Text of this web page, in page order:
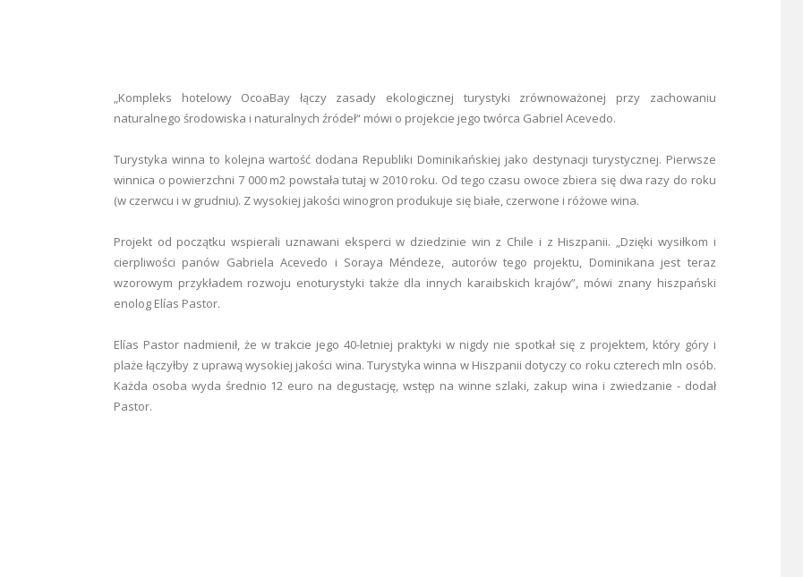
„Kompleks hotelowy OcoaBay łączy zasady ekologicznej turystyki zrównoważonej przy zachowaniu
naturalnego środowiska i naturalnych źródeł“ mówi o projekcie jego twórca Gabriel Acevedo.
Turystyka winna to kolejna wartość dodana Republiki Dominikańskiej jako destynacji turystycznej. Pierwsze
winnica o powierzchni 7 000 m2 powstała tutaj w 2010 roku. Od tego czasu owoce zbiera się dwa razy do roku
(w czerwcu i w grudniu). Z wysokiej jakości winogron produkuje się białe, czerwone i różowe wina.
Projekt od początku wspierali uznawani eksperci w dziedzinie win z Chile i z Hiszpanii. „Dzięki wysiłkom i
cierpliwości panów Gabriela Acevedo i Soraya Méndeze, autorów tego projektu, Dominikana jest teraz
wzorowym przykładem rozwoju enoturystyki także dla innych karaibskich krajów”, mówi znany hiszpański
enolog Elías Pastor.
Elías Pastor nadmienił, że w trakcie jego 40-letniej praktyki w nigdy nie spotkał się z projektem, który góry i
plaże łączyłby z uprawą wysokiej jakości wina. Turystyka winna w Hiszpanii dotyczy co roku czterech mln osób.
Każda osoba wyda średnio 12 euro na degustację, wstęp na winne szlaki, zakup wina i zwiedzanie - dodał
Pastor.